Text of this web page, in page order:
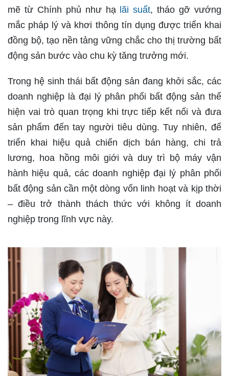
mẽ từ Chính phủ như hạlãi suất, tháo gỡ vướng
mắc pháp lý và khơi thông tín dụng được triển khai
đồng bộ, tạo nền tảng vững chắc cho thị trường bất
động sản bước vào chu kỳ tăng trưởng mới.
Trong hệ sinh thái bất động sản đang khởi sắc, các
doanh nghiệp là đại lý phân phối bất động sản thể
hiện vai trò quan trọng khi trực tiếp kết nối và đưa
sản phẩm đến tay người tiêu dùng. Tuy nhiên, để
triển khai hiệu quả chiến dịch bán hàng, chi trả
lương, hoa hồng môi giới và duy trì bộ máy vận
hành hiệu quả, các doanh nghiệp đại lý phân phối
bất động sản cần một dòng vốn linh hoạt và kịp thời
– điều trở thành thách thức với không ít doanh
nghiệp trong lĩnh vực này.